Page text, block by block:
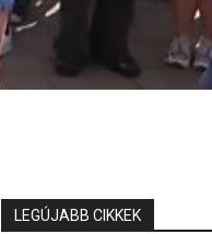
LEGÚJABB CIKKEK